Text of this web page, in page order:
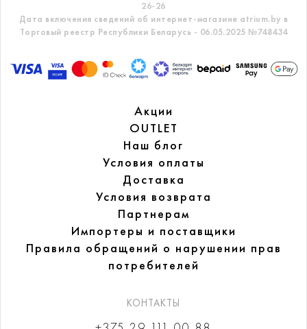
26-26
Дата включения сведений об интернет-магазине atrium.by в
Торговый реестр Республики Беларусь - 06.05.2025 №748434
Акции
OUTLET
Наш блог
Условия оплаты
Доставка
Условия возврата
Партнерам
Импортеры и поставщики
Правила обращений о нарушении прав
потребителей
КОНТАКТЫ